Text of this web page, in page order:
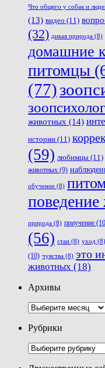
Что общего у собак и
(13) видео (11)
(32) дикая природа (8)
домашние
питомцы
(77)
животных (14)
истории (11)
(59) любимцы (11)
животных (9)
обучение (8)
природа (8) приучение
(56) стаи (8) уход (8)
(10) чувства (8) это
животных (18)
Архивы
Архивы
Рубрики
Рубрики